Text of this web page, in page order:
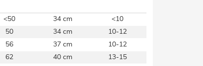
<50 34 cm
<10
50 34 cm
10-12
56 37 cm
10-12
62 40 cm
13-15